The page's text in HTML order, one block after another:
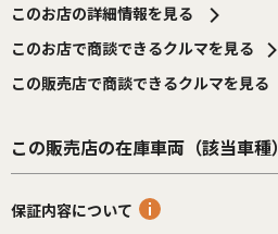
このお店の詳細情報を見る
このお店で商談できるクルマを見る
この販売店で商談できるクルマを見る
この販売店の在庫車両（該当車種）
保証内容について